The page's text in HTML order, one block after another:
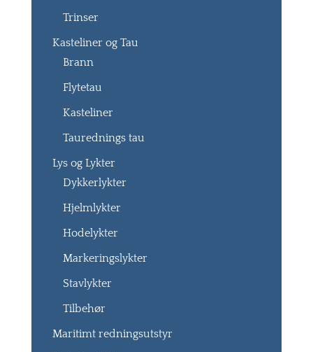
Trinser
Kasteliner og Tau
Brann
Flytetau
Kasteliner
Taurednings tau
Lys og Lykter
Dykkerlykter
Hjelmlykter
Hodelykter
Markeringslykter
Stavlykter
Tilbehør
Maritimt redningsutstyr